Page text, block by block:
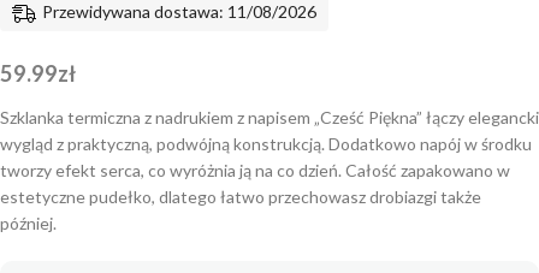
Przewidywana dostawa: 11/08/2026
59.99zł
Szklanka termiczna z nadrukiem z napisem „Cześć Piękna” łączy elegancki
wygląd z praktyczną, podwójną konstrukcją. Dodatkowo napój w środku
tworzy efekt serca, co wyróżnia ją na co dzień. Całość zapakowano w
estetyczne pudełko, dlatego łatwo przechowasz drobiazgi także
później.